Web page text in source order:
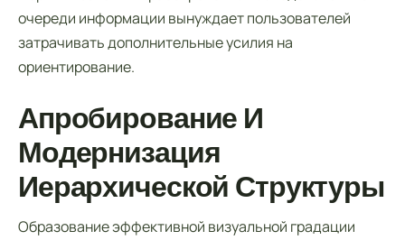
очереди информации вынуждает пользователей
затрачивать дополнительные усилия на
ориентирование.
Апробирование И
Модернизация
Иерархической Структуры
Образование эффективной визуальной градации